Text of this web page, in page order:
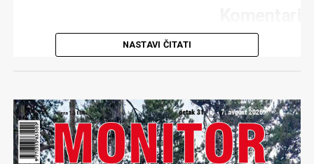
NASTAVI ČITATI